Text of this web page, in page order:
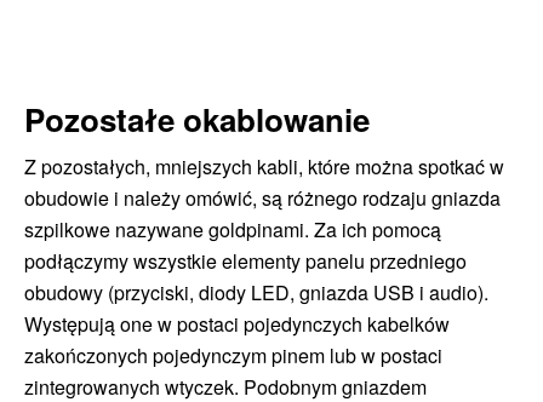
Pozostałe okablowanie
Z pozostałych, mniejszych kabli, które można spotkać w
obudowie i należy omówić, są różnego rodzaju gniazda
szpilkowe nazywane goldpinami. Za ich pomocą
podłączymy wszystkie elementy panelu przedniego
obudowy (przyciski, diody LED, gniazda USB i audio).
Występują one w postaci pojedynczych kabelków
zakończonych pojedynczym pinem lub w postaci
zintegrowanych wtyczek. Podobnym gniazdem